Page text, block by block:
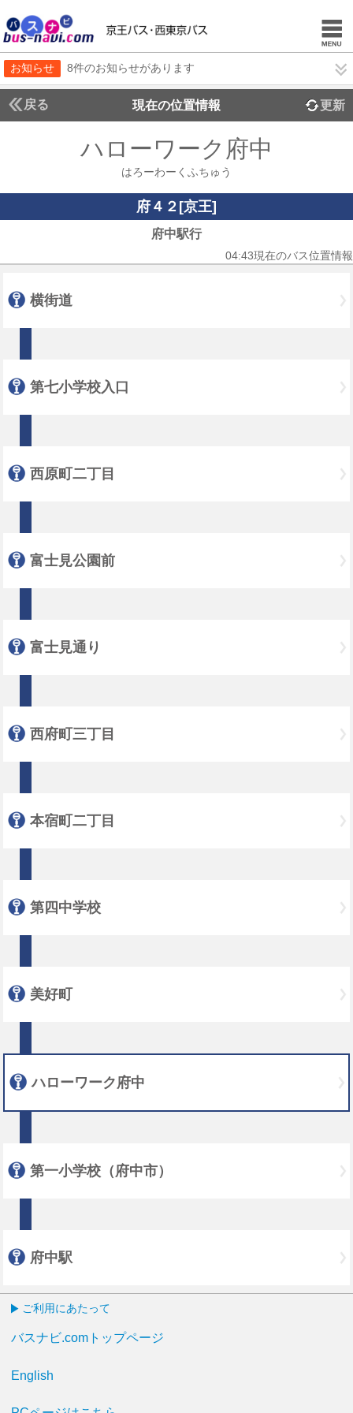
お知らせ 8件のお知らせがあります
戻る 現在の位置情報 更新
ハローワーク府中
はろーわーくふちゅう
府４２[京王]
府中駅行
04:43現在のバス位置情報
横街道
第七小学校入口
西原町二丁目
富士見公園前
富士見通り
西府町三丁目
本宿町二丁目
第四中学校
美好町
ハローワーク府中
第一小学校（府中市）
府中駅
ご利用にあたって
バスナビ.comトップページ
English